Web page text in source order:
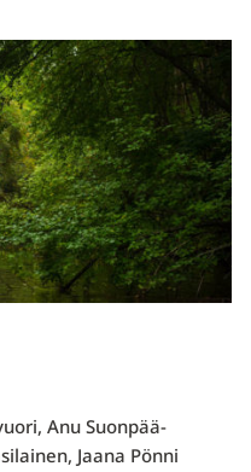
Anu Suonpää-
Jaana Pönni